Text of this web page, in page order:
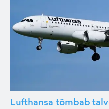
Lufthansa tõmbab